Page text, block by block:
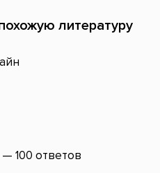
литературу
100 ответов